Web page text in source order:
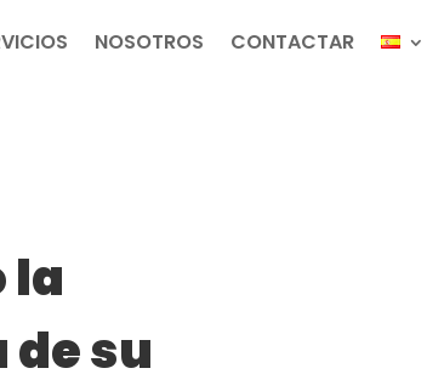
NOSOTROS CONTACTAR
la
su